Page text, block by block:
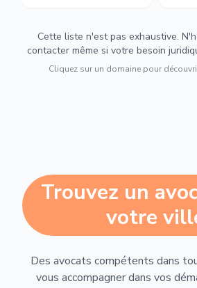
Cette liste n'est pas exhaustive.
contacter même si votre besoin
Cliquez sur un domaine pour
Trouvez un
votre
Des avocats compétents dans
vous accompagner dans vos